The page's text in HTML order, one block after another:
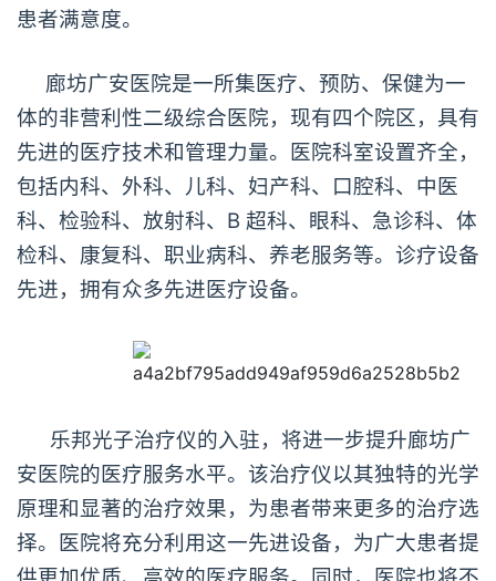
患者满意度。
廊坊广安医院是一所集医疗、预防、保健为一
体的非营利性二级综合医院，现有四个院区，具有
先进的医疗技术和管理力量。医院科室设置齐全，
包括内科、外科、儿科、妇产科、口腔科、中医
科、检验科、放射科、B 超科、眼科、急诊科、体
检科、康复科、职业病科、养老服务等。诊疗设备
先进，拥有众多先进医疗设备。
乐邦光子治疗仪的入驻，将进一步提升廊坊广
安医院的医疗服务水平。该治疗仪以其独特的光学
原理和显著的治疗效果，为患者带来更多的治疗选
择。医院将充分利用这一先进设备，为广大患者提